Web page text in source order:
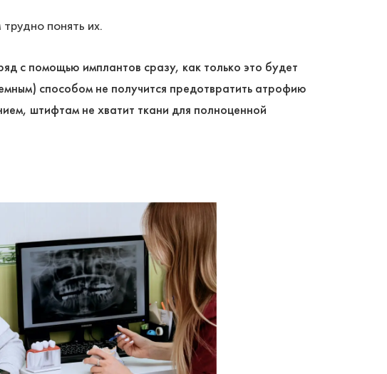
понять их.
с помощью имплантов сразу, как только это будет
способом не получится предотвратить атрофию
штифтам не хватит ткани для полноценной